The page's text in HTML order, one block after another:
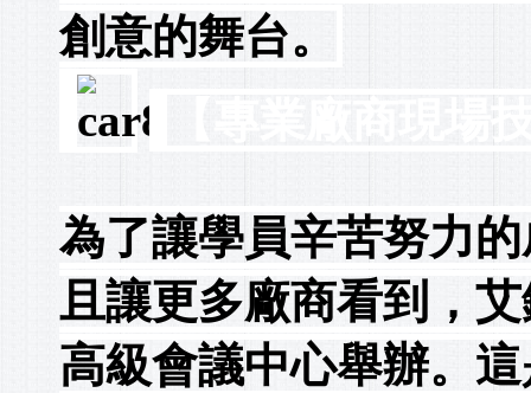
創意的舞台。
【專業廠商現場
為了讓學員辛苦努力
且讓更多廠商看到，
高級會議中心舉辦。